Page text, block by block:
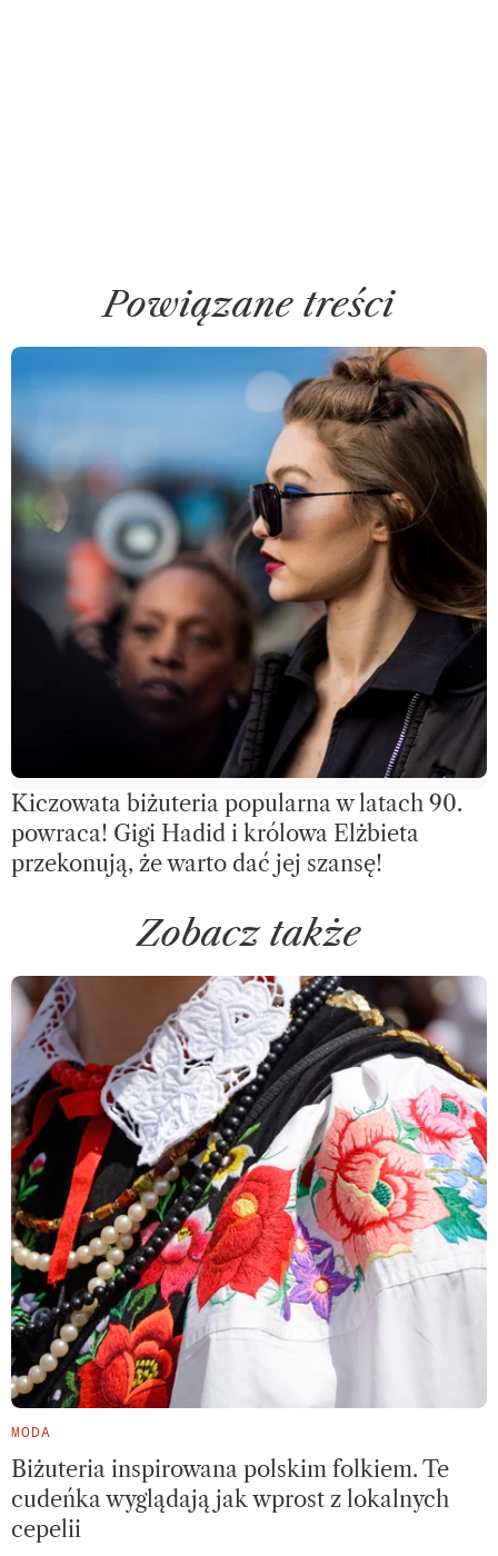
Powiązane treści
Kiczowata biżuteria popularna w latach 90.
powraca! Gigi Hadid i królowa Elżbieta
przekonują, że warto dać jej szansę!
Zobacz także
MODA
Biżuteria inspirowana polskim folkiem. Te
cudeńka wyglądają jak wprost z lokalnych
cepelii